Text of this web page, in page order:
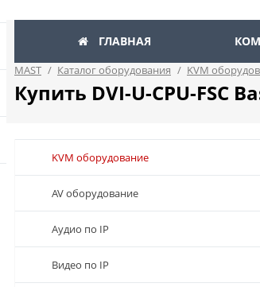
ГЛАВНАЯ
MAST / Каталог оборудования / KVM
Купить DVI-U-CPU-FSC
KVM оборудование
AV оборудование
Аудио по IP
Видео по IP